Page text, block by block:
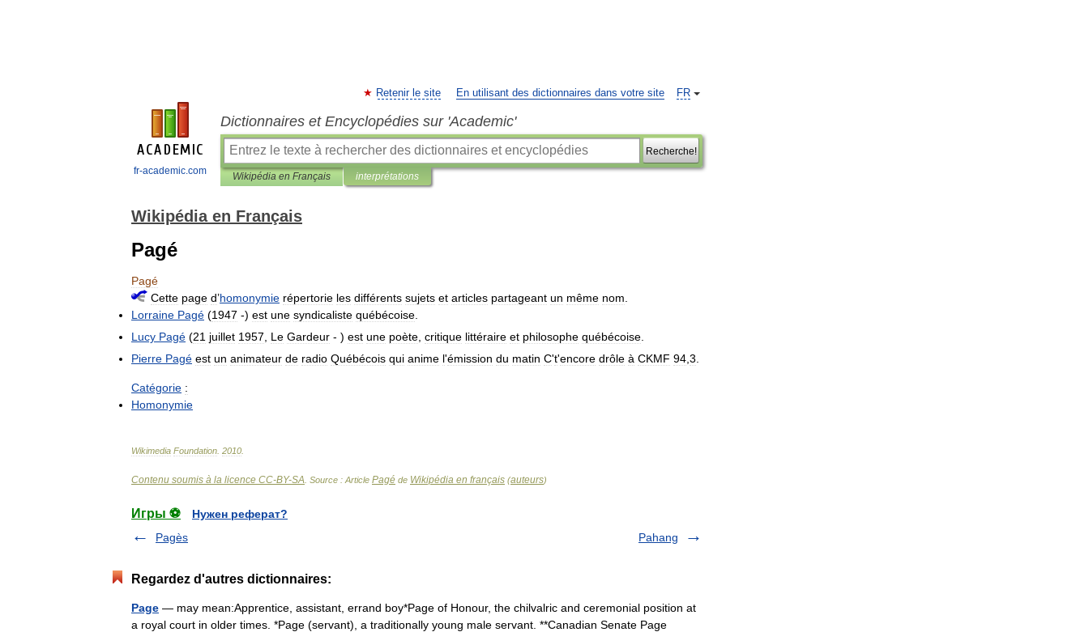
fr-academic.com
FR
Retenir le site En utilisant des dictionnaires dans votre site
Dictionnaires et Encyclopédies sur 'Academic'
Recherche!
Wikipédia en Français interprétations
Wikipédia en Français
Pagé
Pagé
Cette page d’homonymie répertorie les différents sujets et articles partageant un même nom
Lorraine Pagé (1947 -) est une syndicaliste québécoise
Lucy Pagé (21 juillet 1957 Le Gardeur - ) est une poète critique littéraire et philosophe québécoise
Pierre Pagé est un animateur de radio Québécois qui anime l'émission du matin C't'encore drôle à CKMF 94 3
Catégorie :
Homonymie
Wikimedia Foundation 2010
Contenu soumis à la licence CC-BY-SA . Source : Article Pagé de Wikipédia en français (auteurs)
Игры ⚽
Нужен реферат?
Pagès
Pahang
Regardez d'autres dictionnaires:
Page — may mean:Apprentice, assistant, errand boy*Page of Honour, the chilvalric and ceremonial position at
a royal court in older times. *Page (servant), a traditionally young male servant. **Canadian Senate Page